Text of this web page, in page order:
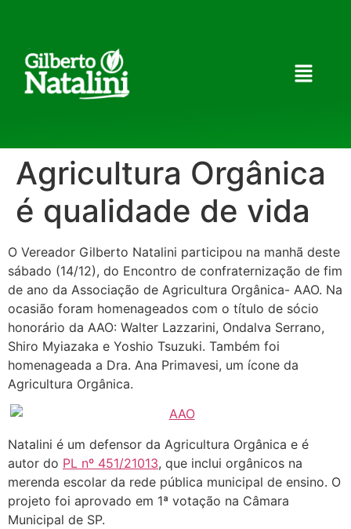
Agricultura Orgânica
é qualidade de vida
O Vereador Gilberto Natalini participou na manhã deste
sábado (14/12), do Encontro de confraternização de fim
de ano da Associação de Agricultura Orgânica- AAO. Na
ocasião foram homenageados com o título de sócio
honorário da AAO: Walter Lazzarini, Ondalva Serrano,
Shiro Myiazaka e Yoshio Tsuzuki. Também foi
homenageada a Dra. Ana Primavesi, um ícone da
Agricultura Orgânica.
Natalini é um defensor da Agricultura Orgânica e é
autor do PL nº 451/21013, que inclui orgânicos na
merenda escolar da rede pública municipal de ensino. O
projeto foi aprovado em 1ª votação na Câmara
Municipal de SP.